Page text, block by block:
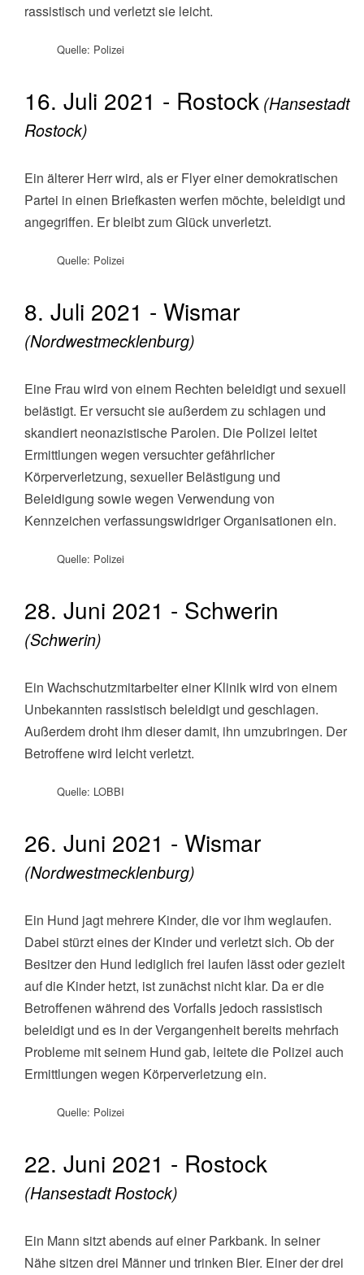
rassistisch und verletzt sie leicht.
Quelle: Polizei
16. Juli 2021 - Rostock (Hansestadt
Rostock)
Ein älterer Herr wird, als er Flyer einer demokratischen
Partei in einen Briefkasten werfen möchte, beleidigt und
angegriffen. Er bleibt zum Glück unverletzt.
Quelle: Polizei
8. Juli 2021 - Wismar
(Nordwestmecklenburg)
Eine Frau wird von einem Rechten beleidigt und sexuell
belästigt. Er versucht sie außerdem zu schlagen und
skandiert neonazistische Parolen. Die Polizei leitet
Ermittlungen wegen versuchter gefährlicher
Körperverletzung, sexueller Belästigung und
Beleidigung sowie wegen Verwendung von
Kennzeichen verfassungswidriger Organisationen ein.
Quelle: Polizei
28. Juni 2021 - Schwerin
(Schwerin)
Ein Wachschutzmitarbeiter einer Klinik wird von einem
Unbekannten rassistisch beleidigt und geschlagen.
Außerdem droht ihm dieser damit, ihn umzubringen. Der
Betroffene wird leicht verletzt.
Quelle: LOBBI
26. Juni 2021 - Wismar
(Nordwestmecklenburg)
Ein Hund jagt mehrere Kinder, die vor ihm weglaufen.
Dabei stürzt eines der Kinder und verletzt sich. Ob der
Besitzer den Hund lediglich frei laufen lässt oder gezielt
auf die Kinder hetzt, ist zunächst nicht klar. Da er die
Betroffenen während des Vorfalls jedoch rassistisch
beleidigt und es in der Vergangenheit bereits mehrfach
Probleme mit seinem Hund gab, leitete die Polizei auch
Ermittlungen wegen Körperverletzung ein.
Quelle: Polizei
22. Juni 2021 - Rostock
(Hansestadt Rostock)
Ein Mann sitzt abends auf einer Parkbank. In seiner
Nähe sitzen drei Männer und trinken Bier. Einer der drei